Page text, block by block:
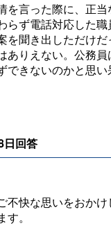
を言った際に、正
らず電話対応した
を聞き出しただけ
ありえない。公務
できないのかと思い
日回答
不快な思いをおかけ
。